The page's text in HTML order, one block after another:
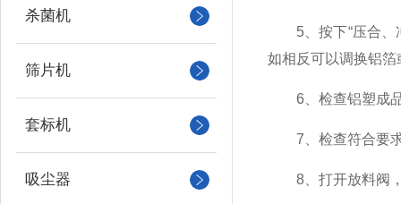
杀菌机
筛片机
套标机
吸尘器
5、按下“压合、冲
如相反可以调换铝
6、检查铝塑成品
7、检查符合要求
8、打开放料阀，